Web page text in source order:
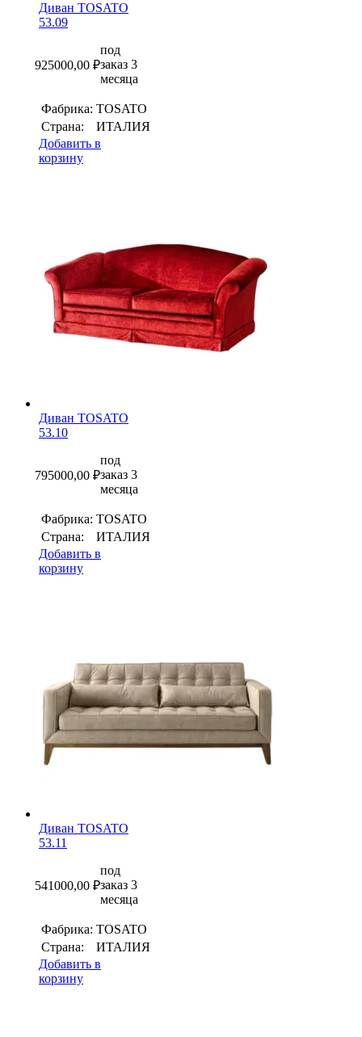
Диван TOSATO
53.09
925000,00 ₽
под
заказ 3
месяца
Фабрика: TOSATO
Страна:
ИТАЛИЯ
Добавить в
корзину
Диван TOSATO
53.10
795000,00 ₽
под
заказ 3
месяца
Фабрика: TOSATO
Страна:
ИТАЛИЯ
Добавить в
корзину
Диван TOSATO
53.11
541000,00 ₽
под
заказ 3
месяца
Фабрика: TOSATO
Страна:
ИТАЛИЯ
Добавить в
корзину